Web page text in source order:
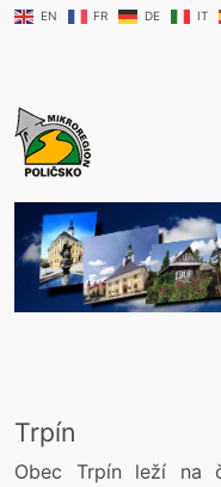
EN FR DE IT
Trpín
Obec Trpín leží na